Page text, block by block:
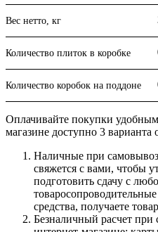
Вес нетто, кг
Количество плиток в коробке
Количество коробок на поддоне
Оплачивайте покупки
магазине доступно 3 варианта
Наличные при
свяжется с вами, чтобы
подготовить сдачу с
средства, получаете
Безналичный расчет